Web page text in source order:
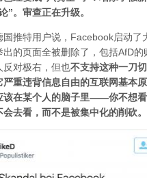
”。审查正在升级。
国推特用户说，Facebook启动了
出的页面全被删除了，包括AfD的
反对极右，但也不支持这种一刀
严重违背信息自由的互联网基本原
该在某个人的脑子里——你不想
去看，而不是被集中化的削砍。